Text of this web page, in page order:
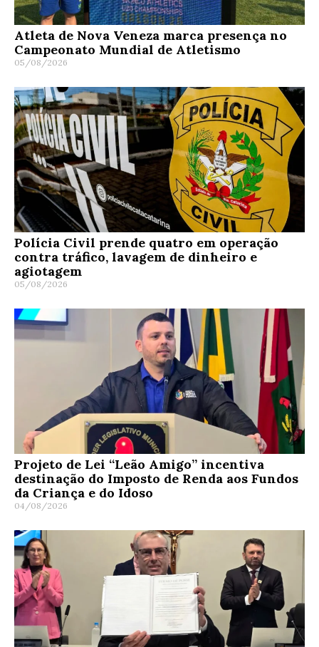
Atleta de Nova Veneza marca presença no
Campeonato Mundial de Atletismo
05/08/2026
Polícia Civil prende quatro em operação
contra tráfico, lavagem de dinheiro e
agiotagem
05/08/2026
Projeto de Lei “Leão Amigo” incentiva
destinação do Imposto de Renda aos Fundos
da Criança e do Idoso
04/08/2026